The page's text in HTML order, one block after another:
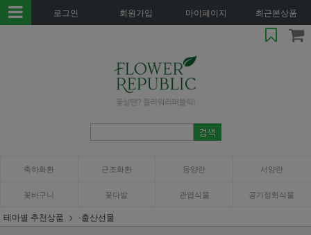
로그인 회원가입 마이페이지 최근본상품
축하화환 근조화환 동양란 서양란
꽃바구니 꽃다발 관엽식물 공기정화식물
테마별 추천상품 -출산선물